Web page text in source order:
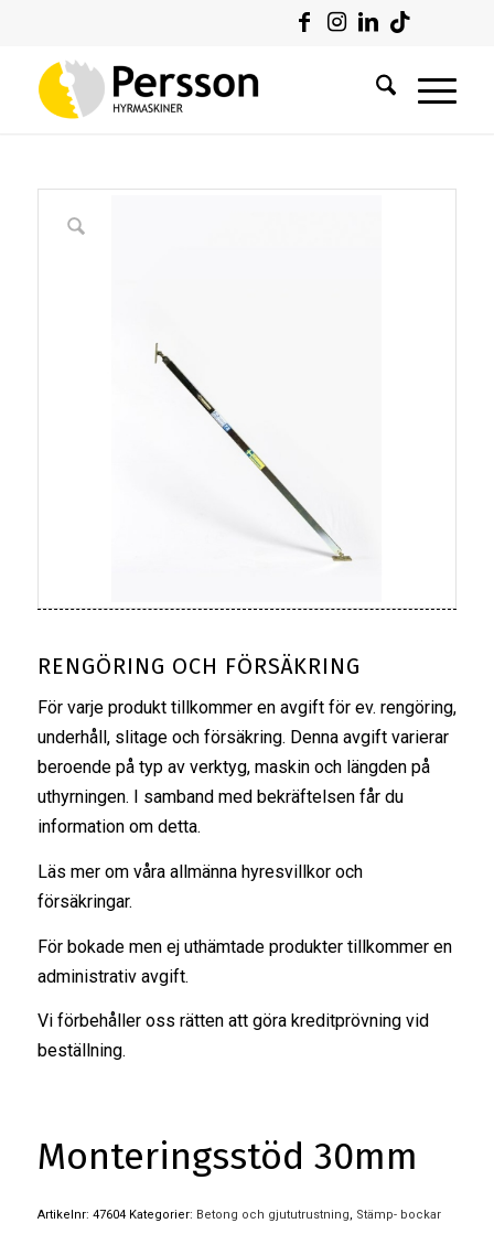
RENGÖRING OCH FÖRSÄKRING
För varje produkt tillkommer en avgift för ev. rengöring,
underhåll, slitage och försäkring. Denna avgift varierar
beroende på typ av verktyg, maskin och längden på
uthyrningen. I samband med bekräftelsen får du
information om detta.
Läs mer om våra allmänna hyresvillkoroch
försäkringar.
För bokade men ej uthämtade produkter tillkommer en
administrativ avgift.
Vi förbehåller oss rätten att göra kreditprövning vid
beställning.
Monteringsstöd 30mm
Artikelnr: 47604 Kategorier: Betong och gjututrustning, Stämp- bockar